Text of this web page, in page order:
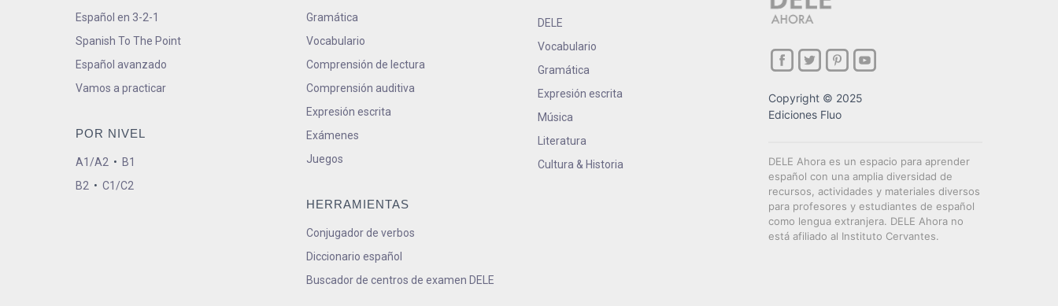
Español en 3-2-1
Spanish To The Point
Español avanzado
Vamos a practicar
POR NIVEL
A1/A2 • B1
B2 • C1/C2
Gramática
Vocabulario
Comprensión de lectura
Comprensión auditiva
Expresión escrita
Exámenes
Juegos
HERRAMIENTAS
Conjugador de verbos
Diccionario español
Buscador de centros de examen DELE
DELE
Vocabulario
Gramática
Expresión escrita
Música
Literatura
Cultura & Historia
Copyright © 2025
Ediciones Fluo
DELE Ahora es un espacio para aprender
español con una amplia diversidad de
recursos, actividades y materiales diversos
para profesores y estudiantes de español
como lengua extranjera. DELE Ahora no
está afiliado al Instituto Cervantes.